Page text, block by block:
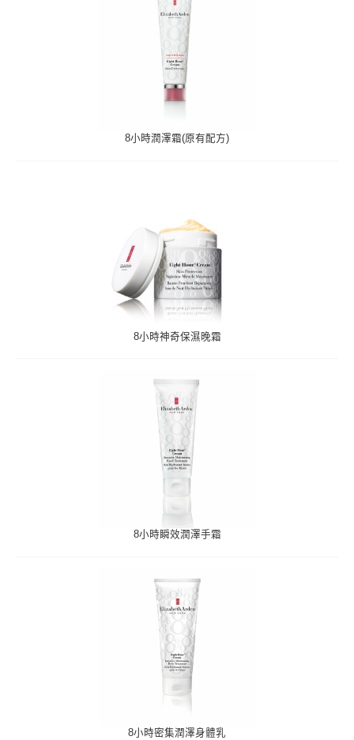
8小時潤澤霜(原有配方)
8小時神奇保濕晚霜
8小時瞬效潤澤手霜
8小時密集潤澤身體乳